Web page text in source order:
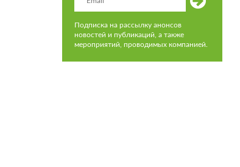
Подписка на рассылку анонсов
новостей и публикаций, а также
мероприятий, проводимых компанией.